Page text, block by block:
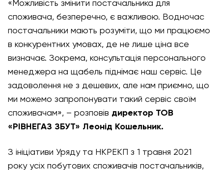
«Можливість змінити постачальника для
споживача, безперечно, є важливою. Водночас
постачальники мають розуміти, що ми працюємо
в конкурентних умовах, де не лише ціна все
визначає. Зокрема, консультація персонального
менеджера на щабель піднімає наш сервіс. Це
задоволення не з дешевих, але нам приємно, що
ми можемо запропонувати такий сервіс своїм
споживачам», – розповів директор ТОВ
«РІВНЕГАЗ ЗБУТ» Леонід Кошельник.
З ініціативи Уряду та НКРЕКП з 1 травня 2021
року усіх побутових споживачів постачальників,